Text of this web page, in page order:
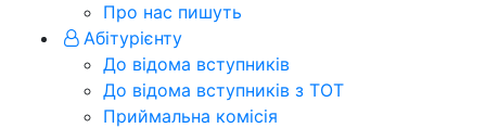
Про нас пишуть
Абітурієнту
До відома вступників
До відома вступників з ТОТ
Приймальна комісія